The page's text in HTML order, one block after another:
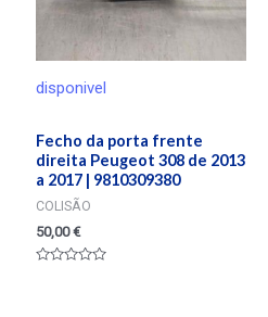
disponivel
Fecho da porta frente
direita Peugeot 308 de 2013
a 2017 | 9810309380
COLISÃO
50,00€